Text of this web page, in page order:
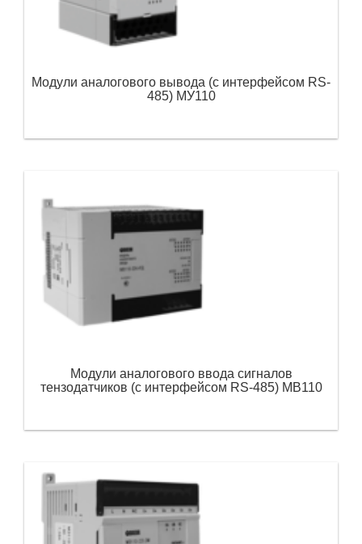
Модули аналогового вывода (с интерфейсом RS-
485) МУ110
Модули аналогового ввода сигналов
тензодатчиков (с интерфейсом RS-485) МВ110